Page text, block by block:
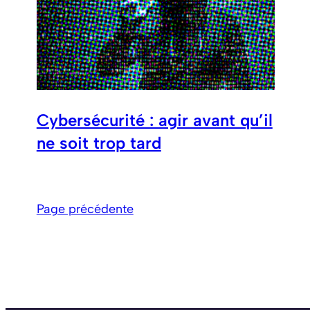
Cybersécurité : agir avant qu’il
ne soit trop tard
Page précédente